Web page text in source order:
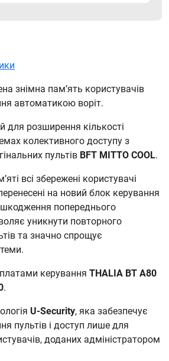
знімна пам’ять користувачів
автоматикою воріт.
для розширення кількості
колективного доступу з
пультів BFT MITTO COOL.
всі збережені користувачі
на новий блок керування
попереднього
уникнути повторного
та значно спрощує
керування THALIA BT A80
.
U-Security, яка забезпечує
пультів і доступ лише для
доданих адміністратором